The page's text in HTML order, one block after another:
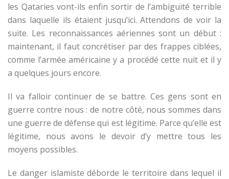
les Qataries vont-ils enfin sortir de l’ambiguïté terrible
dans laquelle ils étaient jusqu’ici. Attendons de voir la
suite. Les reconnaissances aériennes sont un début :
maintenant, il faut concrétiser par des frappes ciblées,
comme l’armée américaine y a procédé cette nuit et il y
a quelques jours encore.
Il va falloir continuer de se battre. Ces gens sont en
guerre contre nous : de notre côté, nous sommes dans
une guerre de défense qui est légitime. Parce qu’elle est
légitime, nous avons le devoir d’y mettre tous les
moyens possibles.
Le danger islamiste déborde le territoire dans lequel il